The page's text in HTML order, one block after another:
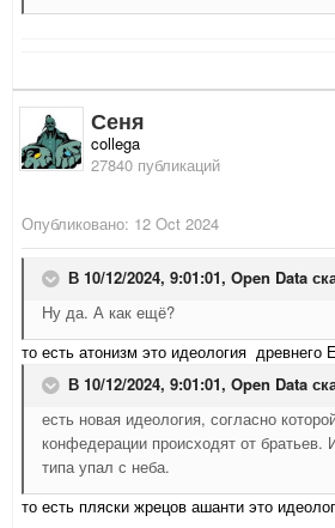
Сеня
collega
27840 публикаций
Опубликовано: 12 Oct 2024
В 10/12/2024, 9:01:01, Open Data
Ну да. А как ещё?
то есть атонизм это идеология древнего
В 10/12/2024, 9:01:01, Open Data
есть новая идеология, согласно
конфедерации происходят от братьев.
типа упал с неба.
то есть пляски жрецов ашанти это